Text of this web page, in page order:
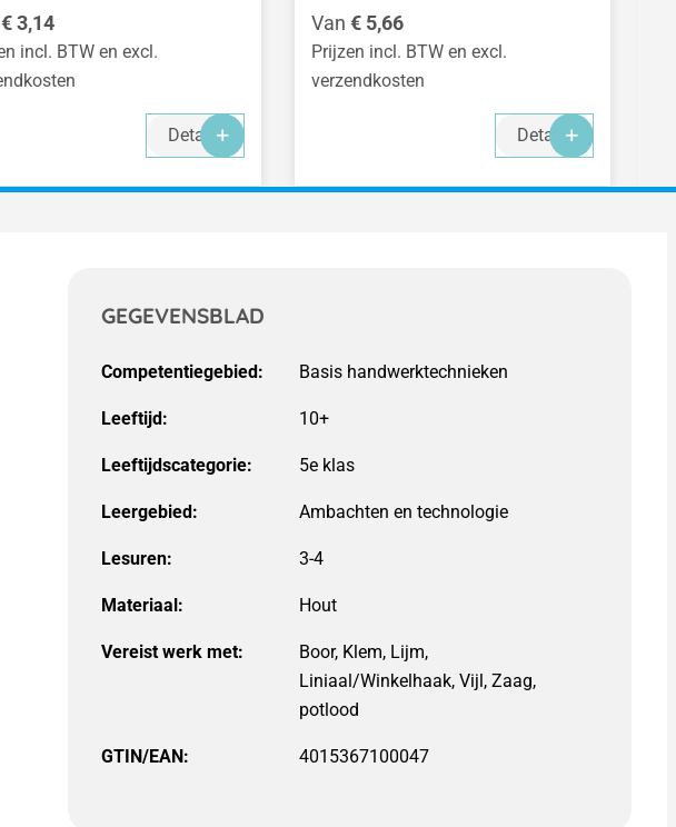
prijs:
€ 3,14
incl. BTW en excl.
Details
Normale prijs:
Van € 5,66
Prijzen incl. BTW en excl.
verzendkosten
Details
GEGEVENSBLAD
Competentiegebied: Basis handwerktechnieken
Leeftijd: 10+
Leeftijdscategorie: 5e klas
Leergebied:
Lesuren: 3-4
Materiaal:
Vereist werk met:
Boor, Klem, Lijm,
Liniaal/Winkelhaak, Vijl, Zaag,
potlood
GTIN/EAN: 4015367100047